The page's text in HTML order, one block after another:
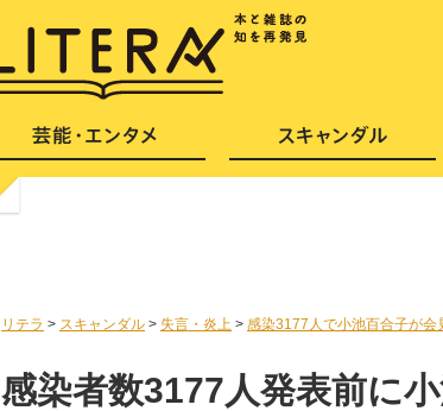
リテラ > スキャンダル > 失言・炎上 > 感染3177人で小池百合子が会
感染者数3177人発表前に